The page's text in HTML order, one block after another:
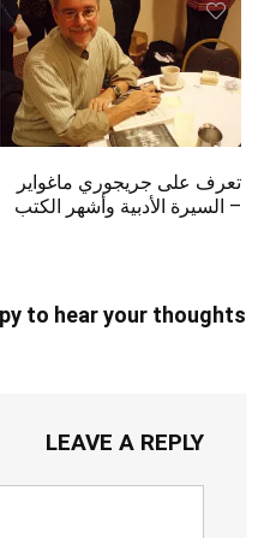
تعرف على جريجوري ماغواير
– السيرة الأدبية وأشهر الكتب
to hear your thoughts
LEAVE A REPLY